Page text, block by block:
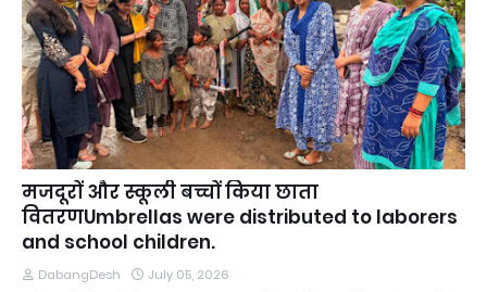
मजदूरों और स्कूली बच्चों किया छाता
वितरणUmbrellas were distributed to laborers
and school children.
DabangDesh July 05, 2026